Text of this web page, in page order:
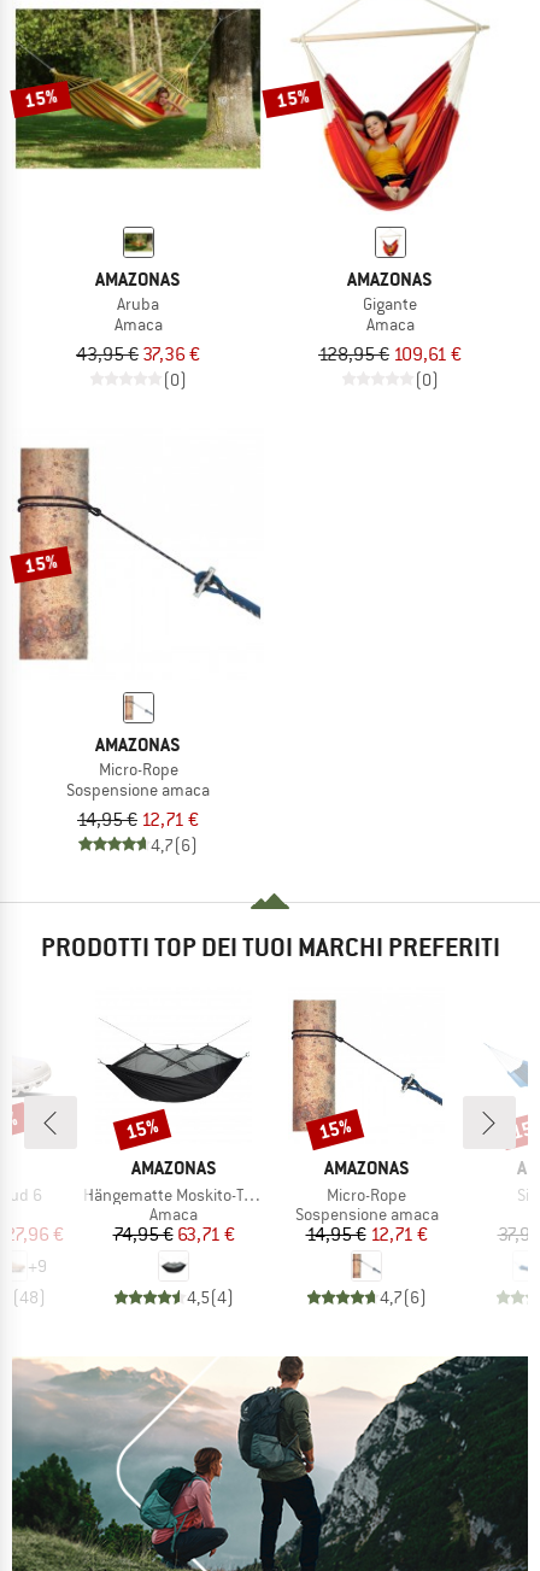
15%
AMAZONAS
Aruba
Amaca
43,95 € 37,36 €
(0)
15%
AMAZONAS
Gigante
Amaca
128,95 € 109,61 €
(0)
15%
AMAZONAS
Micro-Rope
Sospensione amaca
14,95 € 12,71 €
4,7(6)
PRODOTTI TOP DEI TUOI MARCHI PREFERITI
6
ridotto
€
+9
(48)
MARCHIO
AMAZONAS
Articolo
Hängematte Moskito-Traveller Extreme
Gruppo di prodotti
Amaca
Prezzo
74,95 €Prezzo ridotto
63,71 €
4,5(4)
Sconto
15%
MARCHIO
AMAZONAS
Articolo
Micro-Rope
Gruppo di prodotti
Sospensione amaca
Prezzo
14,95 €Prezzo ridotto
12,71 €
4,7(6)
Sconto
15%